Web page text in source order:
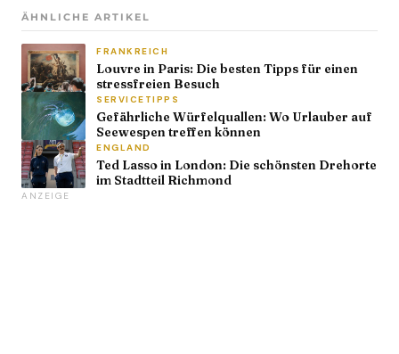
ÄHNLICHE ARTIKEL
FRANKREICH
Louvre in Paris: Die besten Tipps für einen
stressfreien Besuch
SERVICETIPPS
Gefährliche Würfelquallen: Wo Urlauber auf
Seewespen treffen können
ENGLAND
Ted Lasso in London: Die schönsten Drehorte
im Stadtteil Richmond
ANZEIGE